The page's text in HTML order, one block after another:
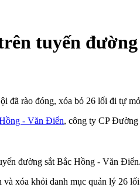
tuyến
đã rào đóng, xóa bỏ 26 lối đi tự
- Văn Điển, công ty CP
đường sắt Bắc Hồng - Văn
và xóa khỏi danh mục quản lý 26